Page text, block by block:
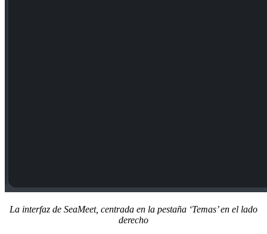
La interfaz de SeaMeet, centrada en la pestaña ‘Temas’ en el lado
derecho